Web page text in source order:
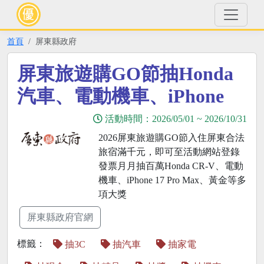
首頁 屏東縣政府
屏東旅遊購GO節抽Honda
汽車、電動機車、iPhone
活動時間： 2026/05/01 ~ 2026/10/31
2026屏東旅遊購GO節入住屏東合法
旅宿滿千元，即可至活動網站登錄
發票月月抽百萬Honda CR-V、電動
機車、iPhone 17 Pro Max、黃金等多
項大獎
屏東縣政府官網
標籤： 抽3C 抽汽車 抽家電